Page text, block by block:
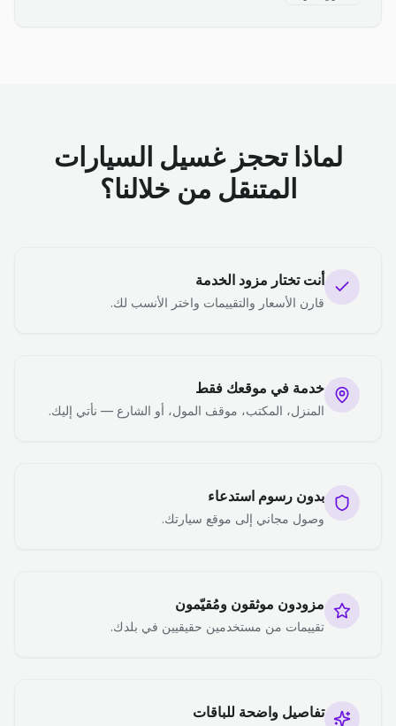
لماذا تحجز غسيل السيارات
المتنقل من خلالنا؟
أنت تختار مزود الخدمة
قارن الأسعار والتقييمات واختر الأنسب لك.
خدمة في موقعك فقط
المنزل، المكتب، موقف المول، أو الشارع — نأتي إليك.
بدون رسوم استدعاء
وصول مجاني إلى موقع سيارتك.
مزودون موثقون ومُقيّمون
تقييمات من مستخدمين حقيقيين في بلدك.
تفاصيل واضحة للباقات